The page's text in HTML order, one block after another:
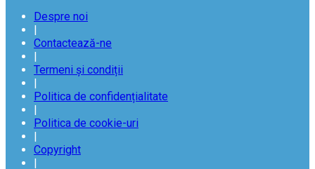
Despre noi
Contactează-ne
Termeni și condiții
Politica de confidențialitate
Politica de cookie-uri
Copyright